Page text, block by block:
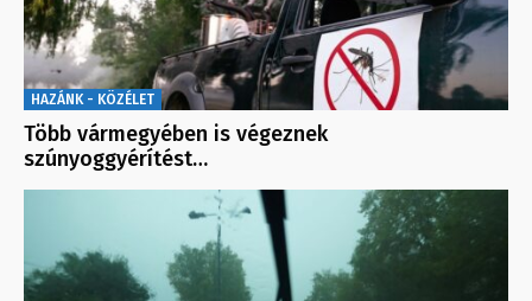
HAZÁNK - KÖZÉLET
Több vármegyében is végeznek
szúnyoggyérítést…